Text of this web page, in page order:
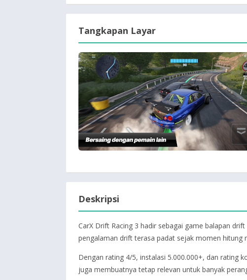
Tangkapan Layar
Deskripsi
CarX Drift Racing 3 hadir sebagai game balapan
pengalaman drift terasa padat sejak momen hitung
Dengan rating 4/5, instalasi 5.000.000+, dan rating
juga membuatnya tetap relevan untuk banyak